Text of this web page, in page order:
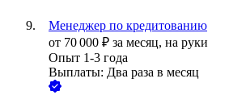
Менеджер по кредитованию
от 70 000 ₽ за месяц, на руки
Опыт 1-3 года
Выплаты: Два раза в месяц